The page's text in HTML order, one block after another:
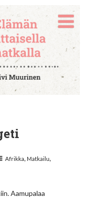
Afrikka,Matkailu,
Aamupalaa